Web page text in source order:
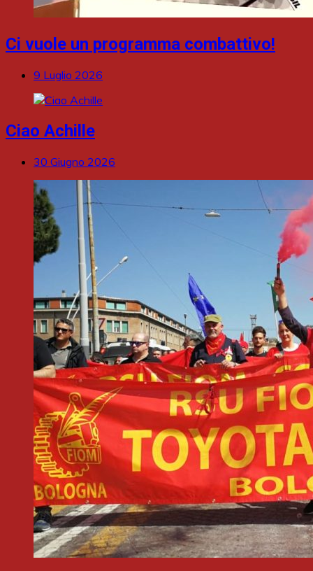
Ci vuole un programma combattivo!
9 Luglio 2026
Ciao Achille
30 Giugno 2026